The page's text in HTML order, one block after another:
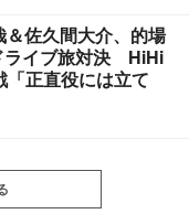
佐久間大介、的場
ライブ旅対決 HiHi
正直役には立て